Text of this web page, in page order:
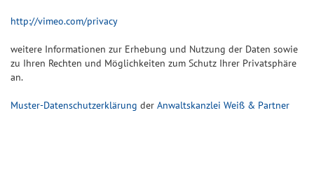
http://vimeo.com/privacy
weitere Informationen zur Erhebung und Nutzung der Daten sowie
zu Ihren Rechten und Möglichkeiten zum Schutz Ihrer Privatsphäre
an.
Muster-Datenschutzerklärung der Anwaltskanzlei Weiß & Partner